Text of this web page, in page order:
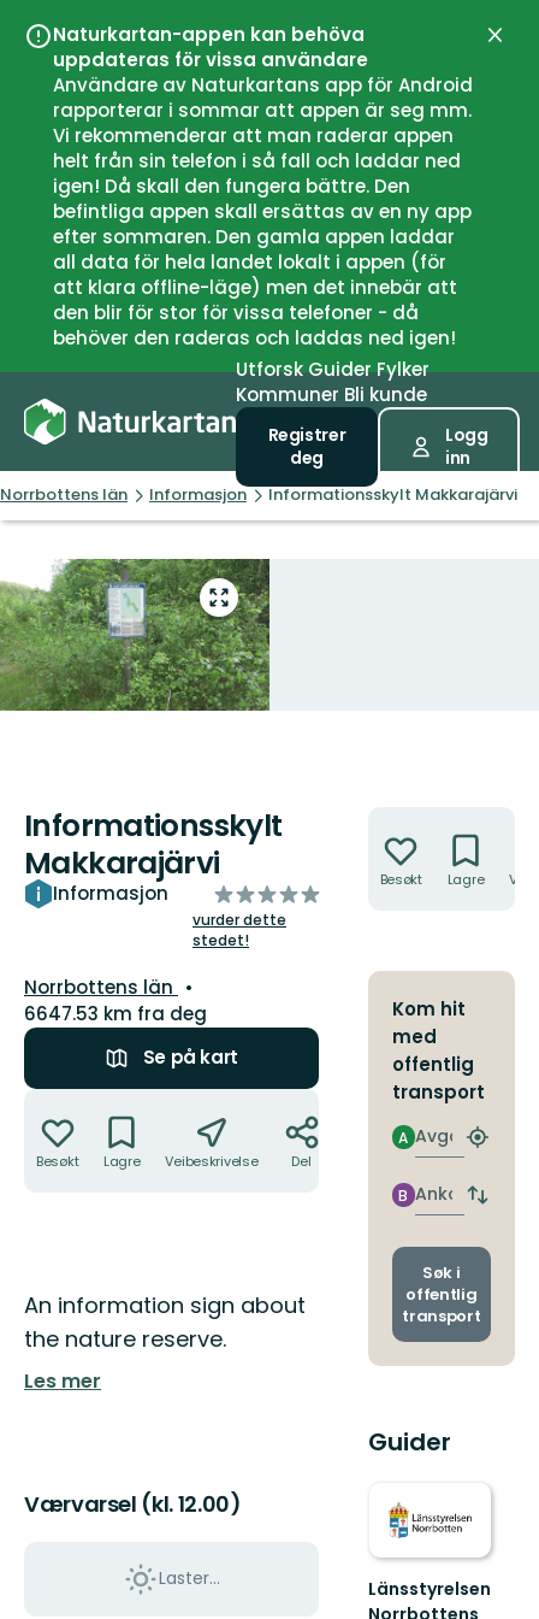
Naturkartan-appen kan behöva
uppdateras för vissa användare
Användare av Naturkartans app för Android
rapporterar i sommar att appen är seg mm.
Vi rekommenderar att man raderar appen
helt från sin telefon i så fall och laddar ned
igen! Då skall den fungera bättre. Den
befintliga appen skall ersättas av en ny app
efter sommaren. Den gamla appen laddar
all data för hela landet lokalt i appen (för
att klara offline-läge) men det innebär att
den blir för stor för vissa telefoner - då
behöver den raderas och laddas ned igen!
Lukk
UtforskGuiderFylker
Kommuner Bli kunde
Registrer
deg
Logg
inn
Norrbottens län Informasjon Informationsskylt Makkarajärvi
Gå
til
fullskjerm
Informationsskylt
Makkarajärvi
Informasjon
av
5
stjerner
vurder dette
stedet!
Fylke:
Norrbottens län
6647.53 km fra deg
Se på kart
Besøkt Lagre Veibeskrivelse Del
Beskrivelse
An information sign about
the nature reserve.
Les mer
Værvarsel (kl. 12.00)
Laster…
Besøkt Lagre
Kom hit
med
offentlig
transport
Avgang
A
Finn
Ankomst
B
Bytt
og
Søk i
offentlig
transport
Guider
Länsstyrelsen
Norrbottens